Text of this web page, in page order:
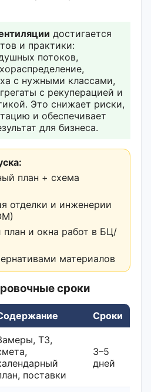
достигается
и практики:
потоков,
с нужными классами,
с рекуперацией и
Это снижает риски,
и обеспечивает
для бизнеса.
план + схема
отделки и инженерии
план и окна работ в БЦ/
материалов
сроки
Сроки
ТЗ,
поставки
3–5
дней